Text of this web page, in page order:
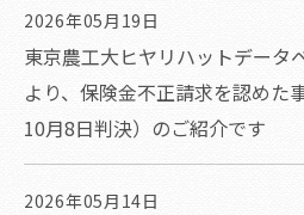
2026年05月19日
東京農工大ヒヤリハットデータ
より、保険金不正請求を認めた
10月8日判決）のご紹介です
2026年05月14日